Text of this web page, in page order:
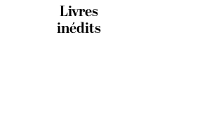
Livres
inédits